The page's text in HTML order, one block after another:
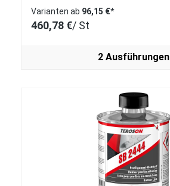
Varianten ab 96,15 €*
460,78 €/ St
2 Ausführungen